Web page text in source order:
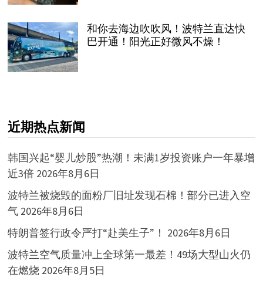
和你去海边吹吹风！波特兰直达快
巴开通！阳光正好微风不燥！
近期热点新闻
韩国兴起“婴儿炒股”热潮！未满1岁投资账户一年暴增
近3倍 2026年8月6日
波特兰被烧毁的面粉厂旧址发现石棉！部分已进入空
气 2026年8月6日
特朗普签行政令严打“赴美生子”！ 2026年8月6日
波特兰空气质量冲上全球第一最差！49场大型山火仍
在燃烧 2026年8月5日